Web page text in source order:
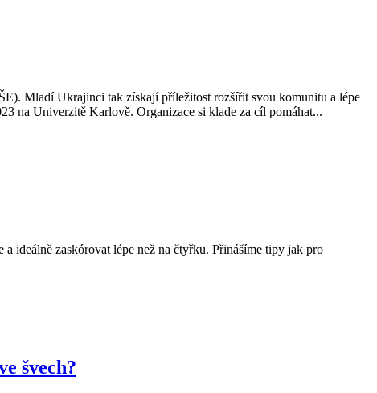
Mladí Ukrajinci tak získají příležitost rozšířit svou komunitu a lépe
na Univerzitě Karlově. Organizace si klade za cíl pomáhat...
ideálně zaskórovat lépe než na čtyřku. Přinášíme tipy jak pro
švech?